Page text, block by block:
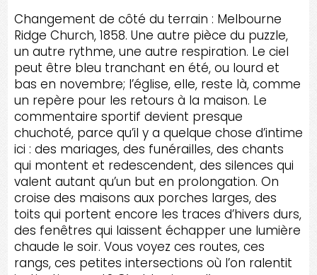
Changement de côté du terrain : Melbourne
Ridge Church, 1858. Une autre pièce du puzzle,
un autre rythme, une autre respiration. Le ciel
peut être bleu tranchant en été, ou lourd et
bas en novembre; l’église, elle, reste là, comme
un repère pour les retours à la maison. Le
commentaire sportif devient presque
chuchoté, parce qu’il y a quelque chose d’intime
ici : des mariages, des funérailles, des chants
qui montent et redescendent, des silences qui
valent autant qu’un but en prolongation. On
croise des maisons aux porches larges, des
toits qui portent encore les traces d’hivers durs,
des fenêtres qui laissent échapper une lumière
chaude le soir. Vous voyez ces routes, ces
rangs, ces petites intersections où l’on ralentit